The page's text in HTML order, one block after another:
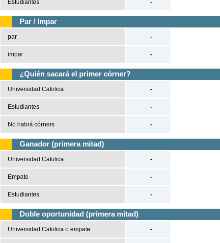
Estudiantes -
Par / Impar
par
impar
-
-
¿Quién sacará el primer córner?
Universidad Catolica
Estudiantes
No habrá córners
-
-
-
Ganador (primera mitad)
Universidad Catolica
Empate
Estudiantes
-
-
-
Doble oportunidad (primera mitad)
Universidad Catolica o empate -